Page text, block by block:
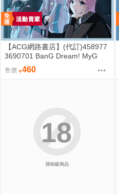
【ACG網路書店】(代訂)458977
3690701 BanG Dream! MyG
O!!!!! 9th單曲「世点彩 世點彩」
通常盤
售價 460
限制級商品
18